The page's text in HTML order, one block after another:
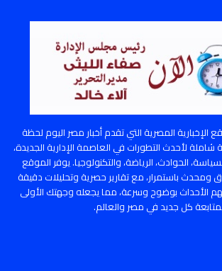
الإخبارية المصرية التي تقدم أخبار مصر اليوم لحظة
شاملة لأحدث التطورات في العاصمة الإدارية الجديدة،
الحوادث، الرياضة، والتكنولوجيا. يوفر الموقع
باستمرار، مع تقارير حصرية وتحليلات دقيقة
الأحداث بوضوح وسرعة، مما يجعله وجهتك الأولى
كل جديد في مصر والعالم.